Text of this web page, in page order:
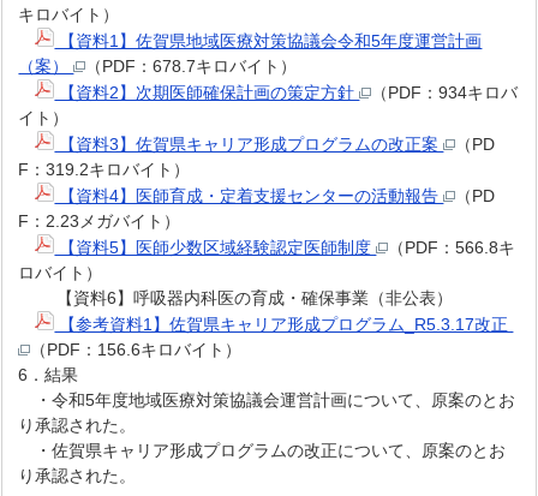
キロバイト）
【資料1】佐賀県地域医療対策協議会令和5年度運営計画
（案）
（PDF：678.7キロバイト）
【資料2】次期医師確保計画の策定方針
（PDF：934キロバ
イト）
【資料3】佐賀県キャリア形成プログラムの改正案
（PD
F：319.2キロバイト）
【資料4】医師育成・定着支援センターの活動報告
（PD
F：2.23メガバイト）
【資料5】医師少数区域経験認定医師制度
（PDF：566.8キ
ロバイト）
【資料6】呼吸器内科医の育成・確保事業（非公表）
【参考資料1】佐賀県キャリア形成プログラム_R5.3.17改正
（PDF：156.6キロバイト）
6．結果
・令和5年度地域医療対策協議会運営計画について、原案のとお
り承認された。
・佐賀県キャリア形成プログラムの改正について、原案のとお
り承認された。